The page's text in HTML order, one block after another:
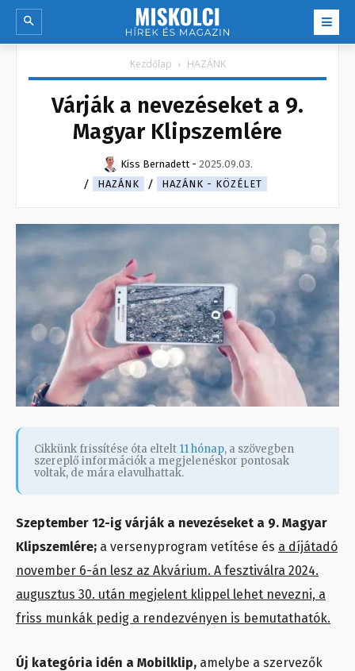
Kezdőlap HAZÁNK
Várják a nevezéseket a 9.
Magyar Klipszemlére
Kiss Bernadett - 2025.09.03.
HAZÁNK
HAZÁNK - KÖZÉLET
Cikkünk frissítése óta eltelt 11 hónap, a szövegben
szereplő információk a megjelenéskor pontosak
voltak, de mára elavulhattak.
Szeptember 12-ig várják a nevezéseket a 9. Magyar
Klipszemlére; a versenyprogram vetítése és a díjátadó
november 6-án lesz az Akvárium. A fesztiválra 2024.
augusztus 30. után megjelent klippel lehet nevezni, a
friss munkák pedig a rendezvényen is bemutathatók.
Új kategória idén a Mobilklip, amelybe a szervezők